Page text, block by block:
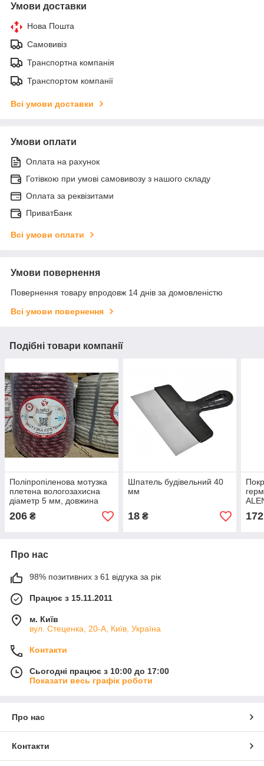
Умови доставки
Нова Пошта
Самовивіз
Транспортна компанія
Транспортом компанії
Всі умови доставки
Умови оплати
Оплата на рахунок
Готівкою при умові самовивозу з нашого складу
Оплата за реквізитами
ПриватБанк
Всі умови оплати
Умови повернення
Повернення товару впродовж 14 днів за домовленістю
Всі умови повернення
Подібні товари компанії
Поліпропіленова мотузка
плетена вологозахисна
діаметр 5 мм, довжина
100 м
206 ₴
Шпатель будівельний 40
мм
18₴
мм
172
Про нас
98% позитивних з 61 відгука за рік
Працює з 15.11.2011
м. Київ
вул. Стеценка, 20-А, Київ, Україна
Контакти
Сьогодні працює з 10:00 до 17:00
Показати весь графік роботи
Про нас
Контакти